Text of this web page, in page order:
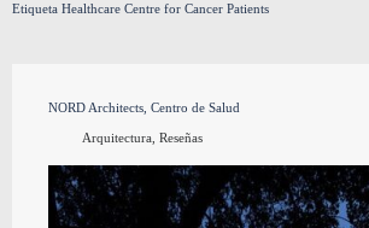
Etiqueta Healthcare Centre for Cancer Patients
NORD Architects, Centro de Salud
Arquitectura, Reseñas